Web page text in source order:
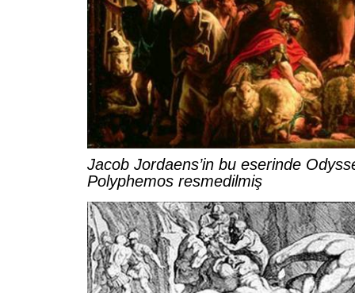
Jacob Jordaens’in bu eserinde
Polyphemos resmedilmiş